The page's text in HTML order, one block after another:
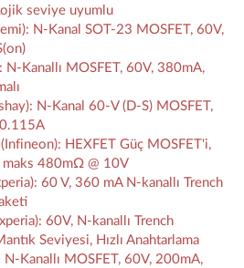
seviye uyumlu
N-Kanal SOT-23 MOSFET, 60V,
Kanallı MOSFET, 60V, 380mA,
N-Kanal 60-V (D-S) MOSFET,
HEXFET Güç MOSFET'i,
maks 480mΩ @ 10V
60 V, 360 mA N-kanallı Trench
60V, N-kanallı Trench
Seviyesi, Hızlı Anahtarlama
Kanallı MOSFET, 60V, 200mA,